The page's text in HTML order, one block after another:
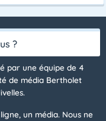
?
par une équipe de 4
de média Bertholet
un média. Nous ne